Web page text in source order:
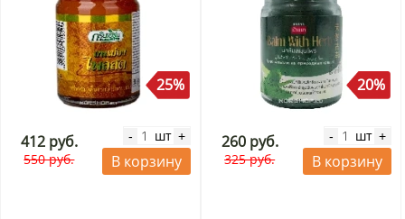
25%
412 руб.
550 руб.
- шт +
В корзину
20%
260 руб.
325 руб.
- шт +
В корзину